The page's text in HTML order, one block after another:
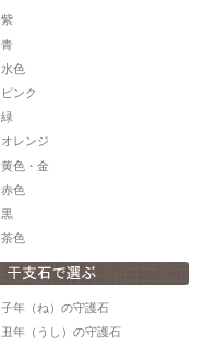
紫
青
水色
ピンク
緑
オレンジ
黄色・金
赤色
黒
茶色
子年（ね）の守護石
丑年（うし）の守護石